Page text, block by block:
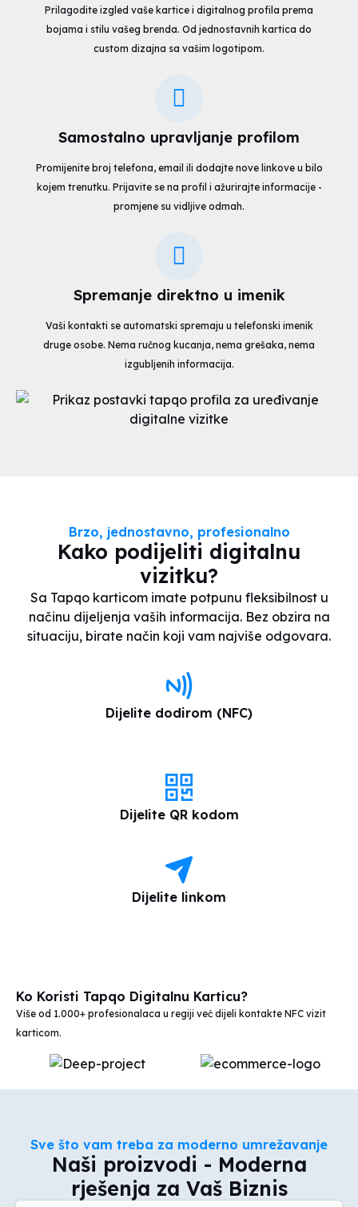
Prilagodite izgled vaše kartice i digitalnog profila prema
bojama i stilu vašeg brenda. Od jednostavnih kartica do
custom dizajna sa vašim logotipom.
Samostalno upravljanje profilom
Promijenite broj telefona, email ili dodajte nove linkove u bilo
kojem trenutku. Prijavite se na profil i ažurirajte informacije -
promjene su vidljive odmah.
Spremanje direktno u imenik
Vaši kontakti se automatski spremaju u telefonski imenik
druge osobe. Nema ručnog kucanja, nema grešaka, nema
izgubljenih informacija.
Brzo, jednostavno, profesionalno
Kako podijeliti digitalnu
vizitku?
Sa Tapqo karticom imate potpunu fleksibilnost u
načinu dijeljenja vaših informacija. Bez obzira na
situaciju, birate način koji vam najviše odgovara.
Dijelite dodirom (NFC)
Dijelite QR kodom
Dijelite linkom
Ko Koristi Tapqo Digitalnu Karticu?
Više od 1.000+ profesionalaca u regiji već dijeli kontakte NFC vizit
karticom.
Sve što vam treba za moderno umrežavanje
Naši proizvodi - Moderna
rješenja za Vaš Biznis